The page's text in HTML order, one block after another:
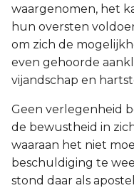
waargenomen, het
hun oversten
om zich de
even gehoorde
vijandschap en
Geen verlegenheid
de bewustheid in
waaraan het niet
beschuldiging te
stond daar als